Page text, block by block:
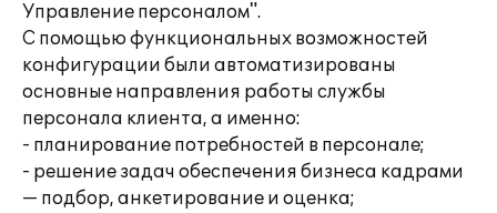
Управление персоналом".
С помощью функциональных возможностей
конфигурации были автоматизированы
основные направления работы службы
персонала клиента, а именно:
- планирование потребностей в персонале;
- решение задач обеспечения бизнеса кадрами
— подбор, анкетирование и оценка;